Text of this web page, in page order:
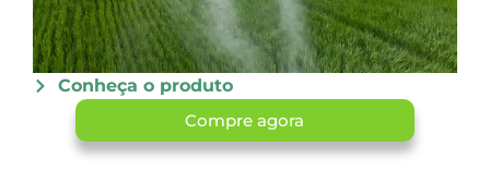
Conheça o produto
Compre agora